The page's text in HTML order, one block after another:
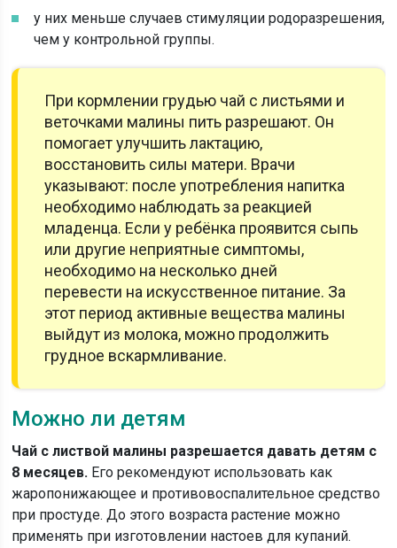
у них меньше случаев стимуляции родоразрешения,
чем у контрольной группы.
При кормлении грудью чай с листьями и
веточками малины пить разрешают. Он
помогает улучшить лактацию,
восстановить силы матери. Врачи
указывают: после употребления напитка
необходимо наблюдать за реакцией
младенца. Если у ребёнка проявится сыпь
или другие неприятные симптомы,
необходимо на несколько дней
перевести на искусственное питание. За
этот период активные вещества малины
выйдут из молока, можно продолжить
грудное вскармливание.
Можно ли детям
Чай с листвой малины разрешается давать детям с
8 месяцев. Его рекомендуют использовать как
жаропонижающее и противовоспалительное средство
при простуде. До этого возраста растение можно
применять при изготовлении настоев для купаний.